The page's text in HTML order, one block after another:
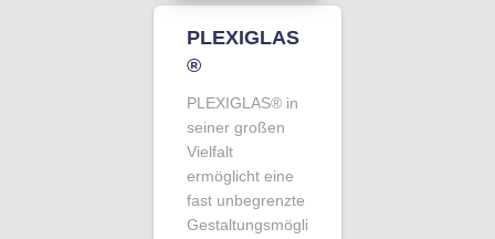
PLEXIGLAS
®
PLEXIGLAS® in
seiner großen
Vielfalt
ermöglicht eine
fast unbegrenzte
Gestaltungsmögli